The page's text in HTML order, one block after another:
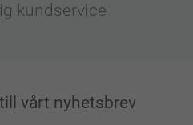
kundservice
vårt nyhetsbrev